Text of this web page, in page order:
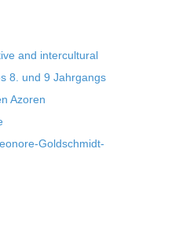
and inter­cul­tu­ral
8. und 9 Jahr­gangs
Azoren
Goldschmidt-